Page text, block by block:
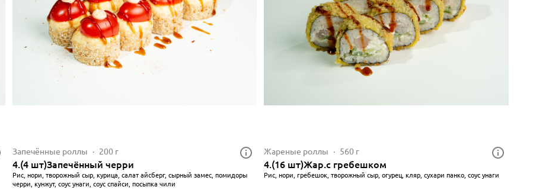
Запечённые роллы 200 г
4.(4 шт)Запечённый черри
Рис, нори, творожный сыр, курица, салат айсберг, сырный замес, помидоры
черри, кунжут, соус унаги, соус спайси, посыпка чили
Жареные роллы 560 г
4.(16 шт)Жар.с гребешком
Рис, нори, гребешок, творожный сыр, огурец, кляр, сухари панко, соус унаги